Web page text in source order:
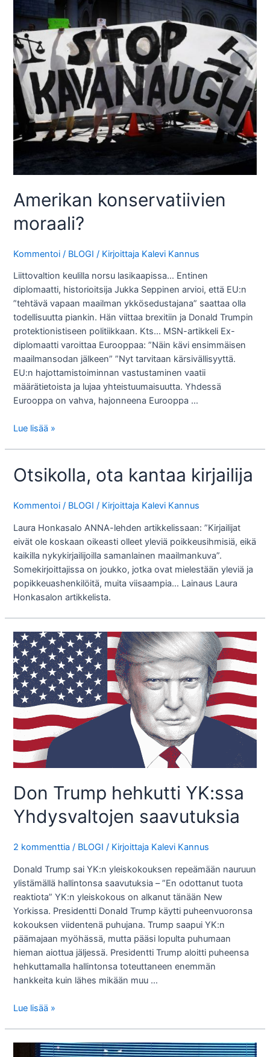
Amerikan konservatiivien
moraali?
Kommentoi / BLOGI / Kirjoittaja Kalevi Kannus
Liittovaltion keulilla norsu lasikaapissa… Entinen
diplomaatti, historioitsija Jukka Seppinen arvioi, että EU:n
”tehtävä vapaan maailman ykkösedustajana” saattaa olla
todellisuutta piankin. Hän viittaa brexitiin ja Donald Trumpin
protektionistiseen politiikkaan. Kts… MSN-artikkeli Ex-
diplomaatti varoittaa Eurooppaa: ”Näin kävi ensimmäisen
maailmansodan jälkeen” ”Nyt tarvitaan kärsivällisyyttä.
EU:n hajottamistoiminnan vastustaminen vaatii
määrätietoista ja lujaa yhteistuumaisuutta. Yhdessä
Eurooppa on vahva, hajonneena Eurooppa …
Amerikan
Lue lisää »
Otsikolla, ota kantaa kirjailija
Kommentoi / BLOGI / Kirjoittaja Kalevi Kannus
Laura Honkasalo ANNA-lehden artikkelissaan: ”Kirjailijat
eivät ole koskaan oikeasti olleet yleviä poikkeusihmisiä, eikä
kaikilla nykykirjailijoilla samanlainen maailmankuva”.
Somekirjoittajissa on joukko, jotka ovat mielestään yleviä ja
popikkeuashenkilöitä, muita viisaampia… Lainaus Laura
Honkasalon artikkelista.
Don Trump hehkutti YK:ssa
Yhdysvaltojen saavutuksia
2 kommenttia / BLOGI / Kirjoittaja Kalevi Kannus
Donald Trump sai YK:n yleiskokouksen repeämään nauruun
ylistämällä hallintonsa saavutuksia – ”En odottanut tuota
reaktiota” YK:n yleiskokous on alkanut tänään New
Yorkissa. Presidentti Donald Trump käytti puheenvuoronsa
kokouksen viidentenä puhujana. Trump saapui YK:n
päämajaan myöhässä, mutta pääsi lopulta puhumaan
hieman aiottua jäljessä. Presidentti Trump aloitti puheensa
hehkuttamalla hallintonsa toteuttaneen enemmän
hankkeita kuin lähes mikään muu …
Don
YK:ssa
Lue lisää »